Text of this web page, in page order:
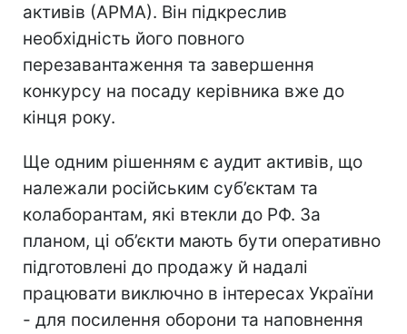
активів (АРМА). Він підкреслив
необхідність його повного
перезавантаження та завершення
конкурсу на посаду керівника вже до
кінця року.
Ще одним рішенням є аудит активів, що
належали російським суб’єктам та
колаборантам, які втекли до РФ. За
планом, ці об’єкти мають бути оперативно
підготовлені до продажу й надалі
працювати виключно в інтересах України
- для посилення оборони та наповнення